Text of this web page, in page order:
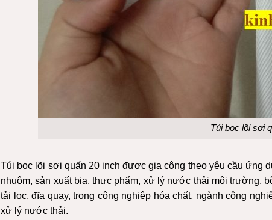
Túi bọc lõi sợi
Túi bọc lõi sợi quấn 20 inch được gia công theo yêu cầu ứng
nhuộm, sản xuất bia, thực phẩm, xử lý nước thải môi trường,
tải lọc, đĩa quay, trong công nghiệp hóa chất, ngành công
xử lý nước thải.